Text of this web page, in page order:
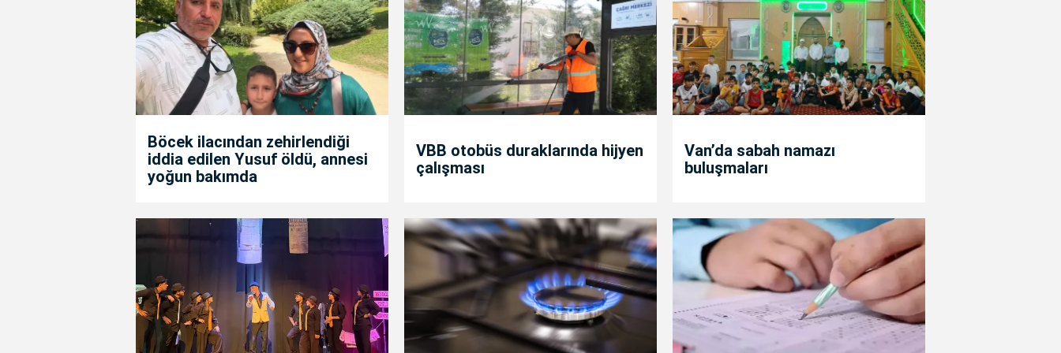
Böcek ilacından zehirlendiği
iddia edilen Yusuf öldü, annesi
yoğun bakımda
VBB otobüs duraklarında hijyen
çalışması
Van’da sabah namazı
buluşmaları